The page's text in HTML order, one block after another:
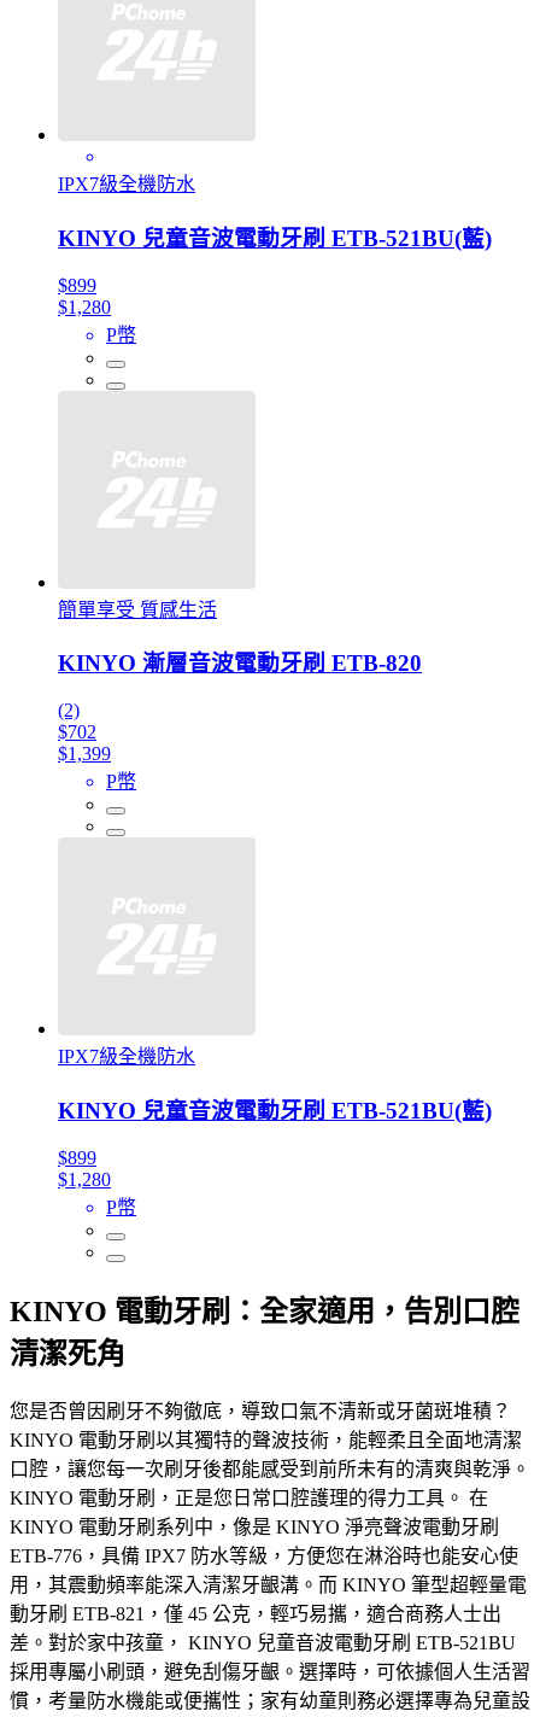
IPX7級全機防水
KINYO 兒童音波電動牙刷 ETB-521BU(藍)
$899
$1,280
P幣
簡單享受 質感生活
KINYO 漸層音波電動牙刷 ETB-820
(2)
$702
$1,399
P幣
IPX7級全機防水
KINYO 兒童音波電動牙刷 ETB-521BU(藍)
$899
$1,280
P幣
KINYO 電動牙刷：全家適用，告別口腔
清潔死角
您是否曾因刷牙不夠徹底，導致口氣不清新或牙菌斑堆積？
KINYO 電動牙刷以其獨特的聲波技術，能輕柔且全面地清潔
口腔，讓您每一次刷牙後都能感受到前所未有的清爽與乾淨。
KINYO 電動牙刷，正是您日常口腔護理的得力工具。 在
KINYO 電動牙刷系列中，像是 KINYO 淨亮聲波電動牙刷
ETB-776，具備 IPX7 防水等級，方便您在淋浴時也能安心使
用，其震動頻率能深入清潔牙齦溝。而 KINYO 筆型超輕量電
動牙刷 ETB-821，僅 45 公克，輕巧易攜，適合商務人士出
差。對於家中孩童， KINYO 兒童音波電動牙刷 ETB-521BU
採用專屬小刷頭，避免刮傷牙齦。選擇時，可依據個人生活習
慣，考量防水機能或便攜性；家有幼童則務必選擇專為兒童設